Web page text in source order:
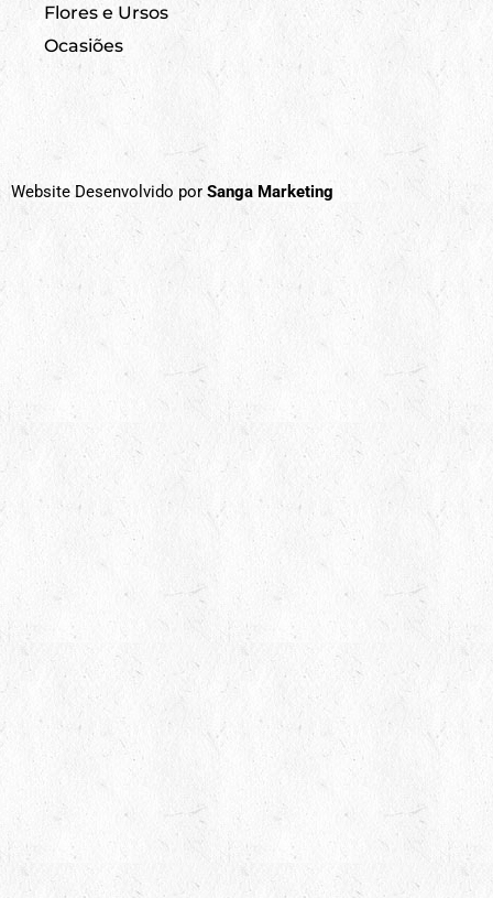
Flores e Ursos
Ocasiões
Website Desenvolvido por Sanga Marketing